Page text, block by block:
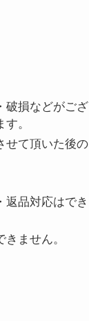
破損などがござ
。
せて頂いた後の
返品対応はでき
ません。